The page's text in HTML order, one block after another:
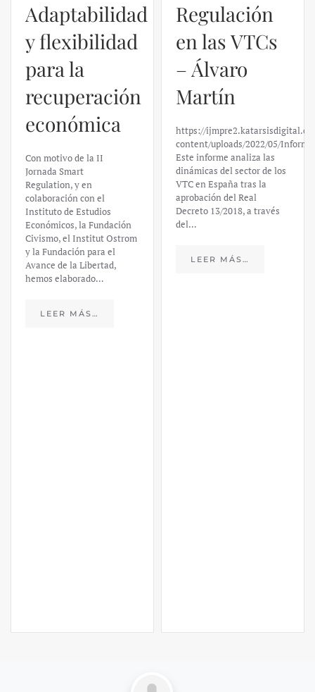
Adaptabilidad
y flexibilidad
para la
recuperación
económica
Con motivo de la II
Jornada Smart
Regulation, y en
colaboración con el
Instituto de Estudios
Económicos, la Fundación
Civismo, el Institut Ostrom
y la Fundación para el
Avance de la Libertad,
hemos elaborado…
LEER MÁS…
Regulación
en las VTCs
– Álvaro
Martín
https://
content/uploads/2022/05/
Este informe analiza las
dinámicas del sector de los
VTC en España tras la
aprobación del Real
Decreto 13/2018, a través
del…
LEER MÁS…